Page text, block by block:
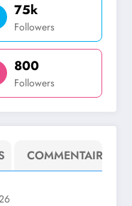
75k
Followers
800
Followers
COMMENTAIRE